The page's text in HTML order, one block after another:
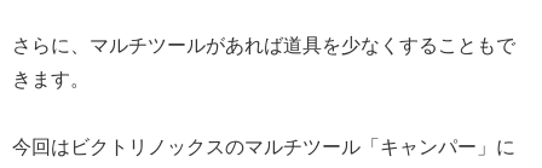
さらに、マルチツールがあれば道具を少なくすることもで
きます。
今回はビクトリノックスのマルチツール「キャンパー」に